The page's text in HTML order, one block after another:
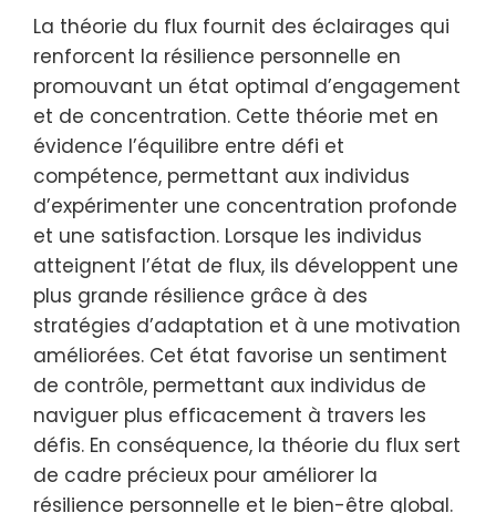
La théorie du flux fournit des éclairages qui
renforcent la résilience personnelle en
promouvant un état optimal d’engagement
et de concentration. Cette théorie met en
évidence l’équilibre entre défi et
compétence, permettant aux individus
d’expérimenter une concentration profonde
et une satisfaction. Lorsque les individus
atteignent l’état de flux, ils développent une
plus grande résilience grâce à des
stratégies d’adaptation et à une motivation
améliorées. Cet état favorise un sentiment
de contrôle, permettant aux individus de
naviguer plus efficacement à travers les
défis. En conséquence, la théorie du flux sert
de cadre précieux pour améliorer la
résilience personnelle et le bien-être global.